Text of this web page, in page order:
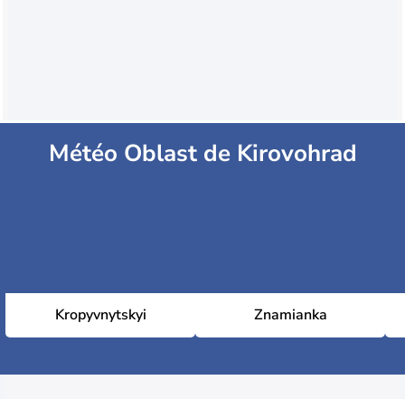
Météo Oblast de Kirovohrad
Kropyvnytskyi Znamianka